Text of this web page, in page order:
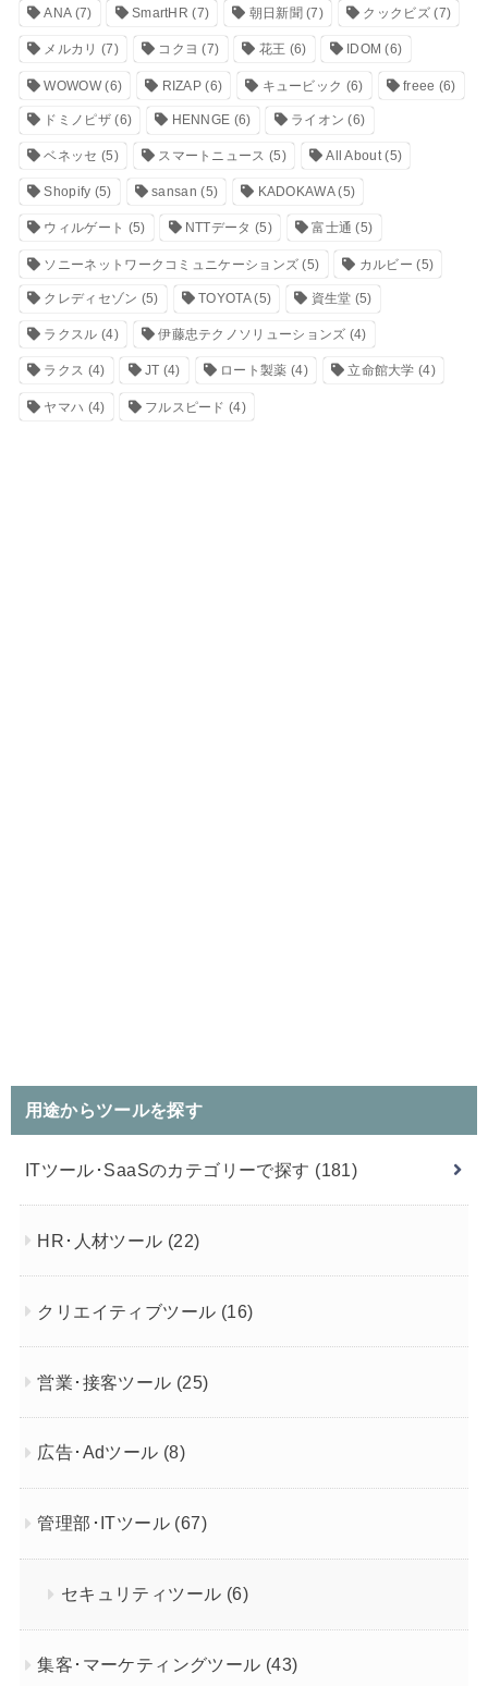
ANA(7) SmartHR (7) 朝日新聞 (7) クックビズ(7)
メルカリ (7) コクヨ (7) 花王 (6) IDOM (6)
WOWOW(6) RIZAP (6) キュービック (6) freee (6)
ドミノピザ(6) HENNGE (6) ライオン (6)
ベネッセ (5) スマートニュース (5) All About(5)
Shopify (5) sansan (5) KADOKAWA(5)
ウィルゲート (5) NTTデータ (5) 富士通 (5)
ソニーネットワークコミュニケーションズ (5) カルビー (5)
クレディセゾン (5) TOYOTA(5) 資生堂 (5)
ラクスル (4) 伊藤忠テクノソリューションズ (4)
ラクス (4) JT (4) ロート製薬 (4) 立命館大学 (4)
ヤマハ (4) フルスピード (4)
用途からツールを探す
ITツール･SaaSのカテゴリーで探す (181)
HR･人材ツール (22)
クリエイティブツール (16)
営業･接客ツール (25)
広告･Adツール (8)
管理部･ITツール (67)
セキュリティツール (6)
集客･マーケティングツール (43)